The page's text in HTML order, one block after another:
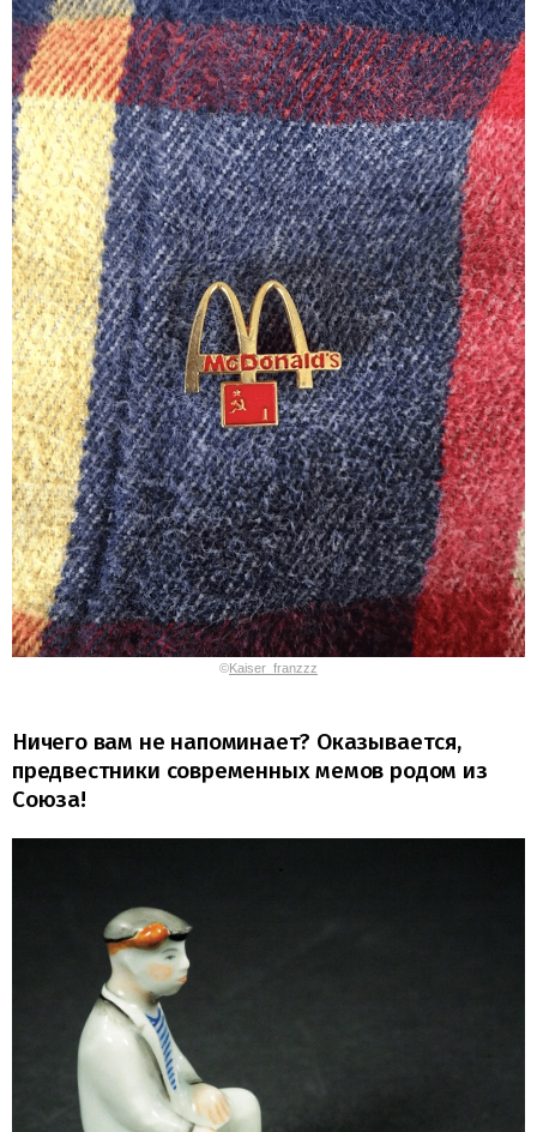
©Kaiser_franzzz
Ничего вам не напоминает? Оказывается,
предвестники современных мемов родом из
Союза!